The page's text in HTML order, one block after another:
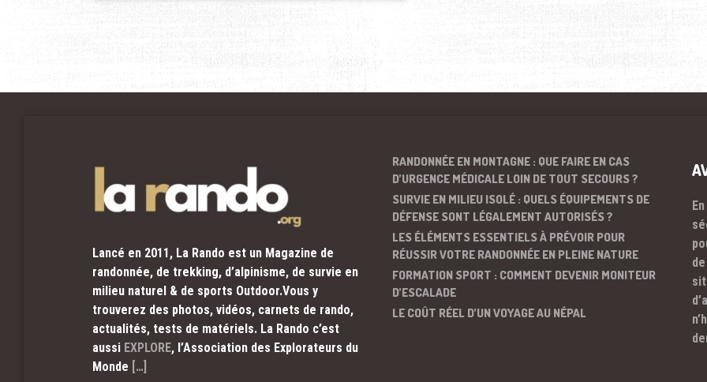
Lancé en 2011, La Rando est un Magazine de
randonnée, de trekking, d’alpinisme, de survie en
milieu naturel & de sports Outdoor.Vous y
trouverez des photos, vidéos, carnets de rando,
actualités, tests de matériels. La Rando c’est
aussi EXPLORE, l’Association des Explorateurs du
Monde […]
RANDONNÉE EN MONTAGNE : QUE FAIRE EN CAS
D’URGENCE MÉDICALE LOIN DE TOUT SECOURS ?
SURVIE EN MILIEU ISOLÉ : QUELS ÉQUIPEMENTS DE
DÉFENSE SONT LÉGALEMENT AUTORISÉS ?
LES ÉLÉMENTS ESSENTIELS À PRÉVOIR POUR
RÉUSSIR VOTRE RANDONNÉE EN PLEINE NATURE
FORMATION SPORT : COMMENT DEVENIR MONITEUR
D’ESCALADE
LE COÛT RÉEL D’UN VOYAGE AU NÉPAL